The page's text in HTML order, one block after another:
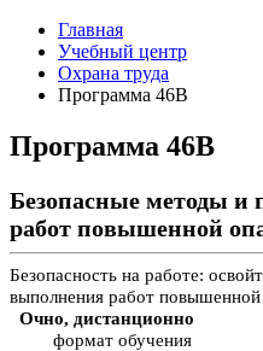
Главная
Учебный центр
Охрана труда
Программа 46В
Программа 46В
Безопасные методы
работ повышенной
Безопасность на работе:
выполнения работ повышенной
Очно, дистанционно
формат обучения